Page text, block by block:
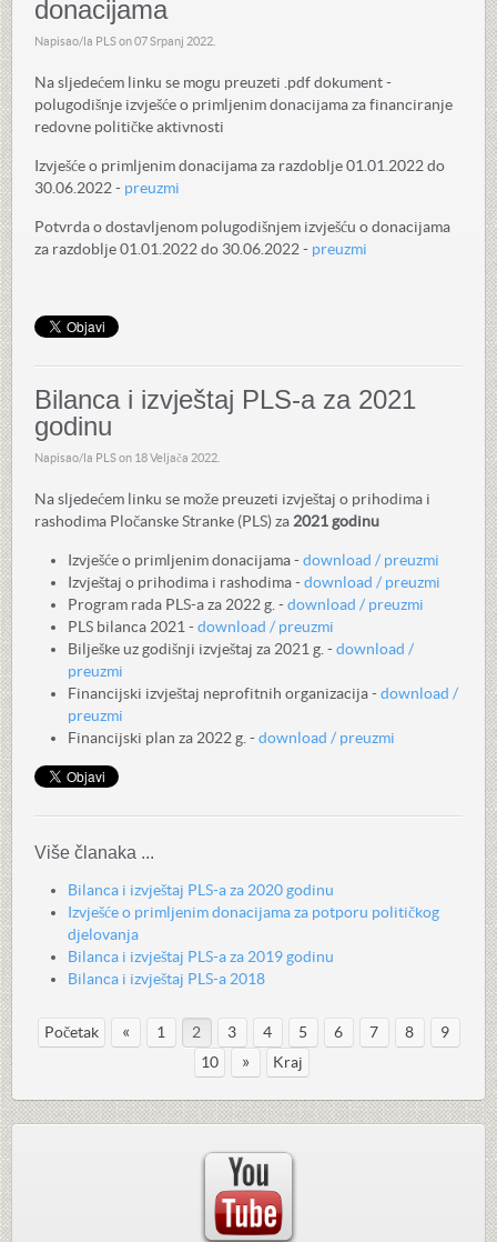
donacijama
Napisao/la PLS on07 Srpanj 2022
Na sljedećem linku se mogu preuzeti .pdf dokument -
polugodišnje izvješće o primljenim donacijama za financiranje
redovne političke aktivnosti
Izvješće o primljenim donacijama za razdoblje 01.01.2022 do
30.06.2022 - preuzmi
Potvrda o dostavljenom polugodišnjem izvješću o donacijama
za razdoblje 01.01.2022 do 30.06.2022 - preuzmi
Bilanca i izvještaj PLS-a za 2021
godinu
Napisao/la PLS on 18 Veljača 2022
Na sljedećem linku se može preuzeti izvještaj o prihodima i
rashodima Pločanske Stranke (PLS) za 2021 godinu
Izvješće o primljenim donacijama-download / preuzmi
Izvještaj o prihodima i rashodima -download / preuzmi
Program rada PLS-a za 2022 g. -download / preuzmi
PLS bilanca 2021 -download / preuzmi
Bilješke uz godišnji izvještaj za 2021 g. -download /
preuzmi
Financijski izvještaj neprofitnih organizacija -download /
preuzmi
Financijski plan za 2022 g. -download / preuzmi
Više članaka ...
Bilanca i izvještaj PLS-a za 2020 godinu
Izvješće o primljenim donacijama za potporu političkog
djelovanja
Bilanca i izvještaj PLS-a za 2019 godinu
Bilanca i izvještaj PLS-a 2018
Početak « 1 2 3 4 5 6 7 8
9
10
» Kraj